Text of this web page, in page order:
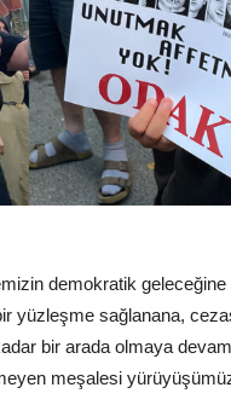
demokratik geleceğine
yüzleşme sağlanana,
bir arada olmaya
meşalesi